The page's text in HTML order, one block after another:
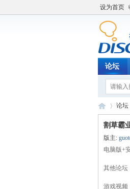
设为首页
论坛
»
论坛
›
割草霸
版主:
电脑版+
其他论坛
游戏视频